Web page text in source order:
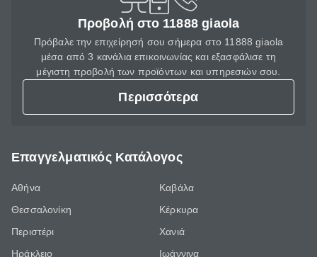
Προβολή στο 11888 giaola
Πρόβαλε την επιχείρησή σου σήμερα στο 11888 giaola
μέσα από 3 κανάλια επικοινωνίας και εξασφάλισε τη
μέγιστη προβολή των προϊόντων και υπηρεσιών σου.
Περισσότερα
Επαγγελματικός Κατάλογος
Αθήνα
Θεσσαλονίκη
Περιστέρι
Ηράκλειο
Καβάλα
Κέρκυρα
Χανιά
Ιωάννινα